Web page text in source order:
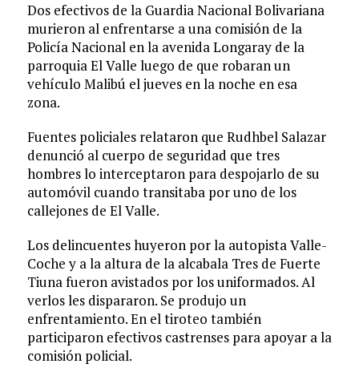
Dos efectivos de la Guardia Nacional Bolivariana
murieron al enfrentarse a una comisión de la
Policía Nacional en la avenida Longaray de la
parroquia El Valle luego de que robaran un
vehículo Malibú el jueves en la noche en esa
zona.
Fuentes policiales relataron que Rudhbel Salazar
denunció al cuerpo de seguridad que tres
hombres lo interceptaron para despojarlo de su
automóvil cuando transitaba por uno de los
callejones de El Valle.
Los delincuentes huyeron por la autopista Valle­
Coche y a la altura de la alcabala Tres de Fuerte
Tiuna fueron avistados por los uniformados. Al
verlos les dispararon. Se produjo un
enfrentamiento. En el tiroteo también
participaron efectivos castrenses para apoyar a la
comisión policial.